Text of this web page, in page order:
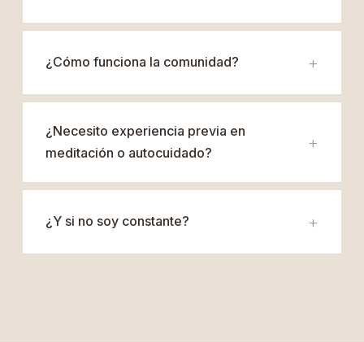
¿Cómo funciona la comunidad?
¿Necesito experiencia previa en
meditación o autocuidado?
¿Y si no soy constante?